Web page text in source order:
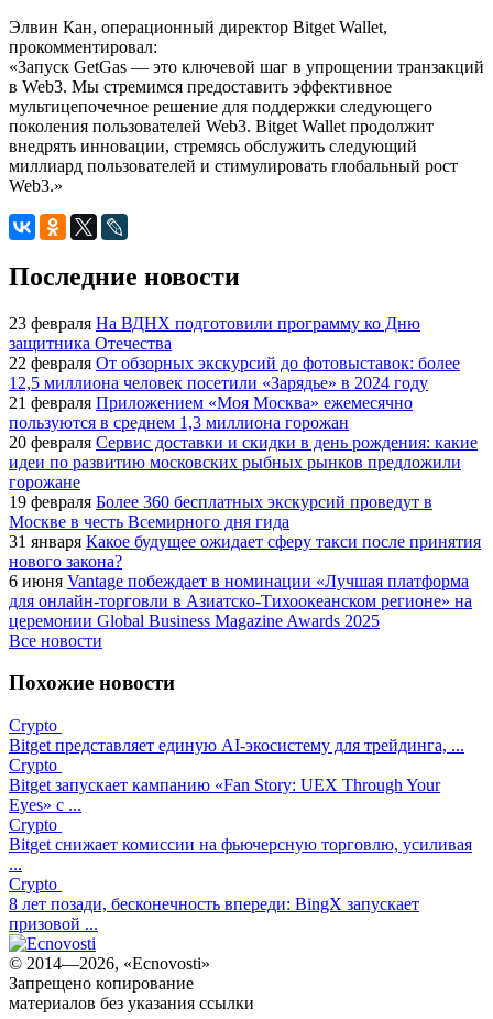
Элвин Кан, операционный директор Bitget Wallet,
прокомментировал:
«Запуск GetGas — это ключевой шаг в упрощении транзакций
в Web3. Мы стремимся предоставить эффективное
мультицепочечное решение для поддержки следующего
поколения пользователей Web3. Bitget Wallet продолжит
внедрять инновации, стремясь обслужить следующий
миллиард пользователей и стимулировать глобальный рост
Web3.»
Последние новости
23 февраля На ВДНХ подготовили программу ко Дню
защитника Отечества
22 февраля От обзорных экскурсий до фотовыставок: более
12,5 миллиона человек посетили «Зарядье» в 2024 году
21 февраля Приложением «Моя Москва» ежемесячно
пользуются в среднем 1,3 миллиона горожан
20 февраля Сервис доставки и скидки в день рождения: какие
идеи по развитию московских рыбных рынков предложили
горожане
19 февраля Более 360 бесплатных экскурсий проведут в
Москве в честь Всемирного дня гида
31 января Какое будущее ожидает сферу такси после принятия
нового закона?
6 июня Vantage побеждает в номинации «Лучшая платформа
для онлайн-торговли в Азиатско-Тихоокеанском регионе» на
церемонии Global Business Magazine Awards 2025
Все новости
Похожие новости
Crypto
Bitget представляет единую AI-экосистему для трейдинга, ...
Crypto
Bitget запускает кампанию «Fan Story: UEX Through Your
Eyes» с ...
Crypto
Bitget снижает комиссии на фьючерсную торговлю, усиливая
...
Crypto
8 лет позади, бесконечность впереди: BingX запускает
призовой ...
© 2014—2026, «Ecnovosti»
Запрещено копирование
материалов без указания ссылки